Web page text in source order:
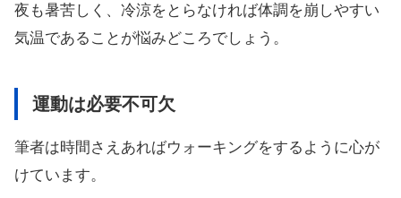
夜も暑苦しく、冷涼をとらなければ体調を崩しやすい
気温であることが悩みどころでしょう。
運動は必要不可欠
筆者は時間さえあればウォーキングをするように心が
けています。